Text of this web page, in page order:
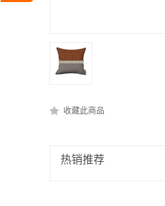
收藏此商品
热销推荐